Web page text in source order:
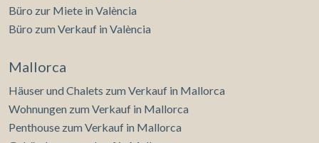
Büro zur Miete in València
Büro zum Verkauf in València
Mallorca
Häuser und Chalets zum Verkauf in Mallorca
Wohnungen zum Verkauf in Mallorca
Penthouse zum Verkauf in Mallorca